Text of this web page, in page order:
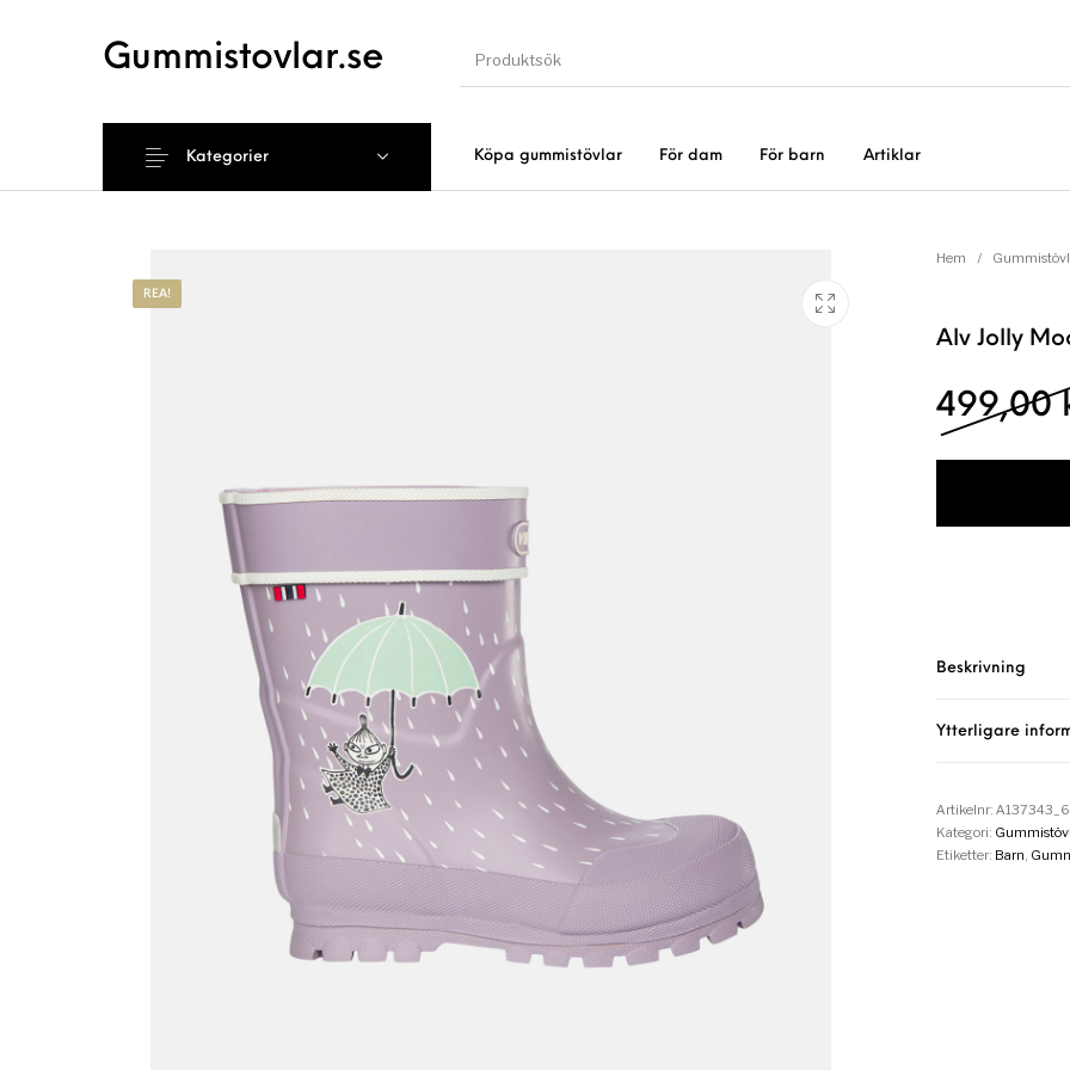
Gummistovlar.se
Köpa gummistövlar För dam För barn Artiklar
Kategorier
Gummistövlar
REA!
Hem /
Alv Jolly
499,00
Beskrivning
Ytterligare
Artikelnr:
Kategori:
Etiketter: Barn